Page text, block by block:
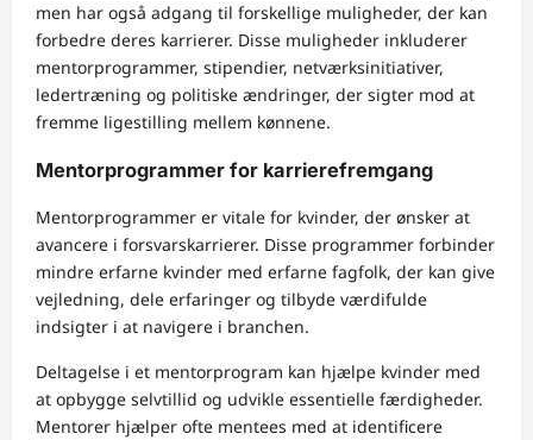
men har også adgang til forskellige muligheder, der kan
forbedre deres karrierer. Disse muligheder inkluderer
mentorprogrammer, stipendier, netværksinitiativer,
ledertræning og politiske ændringer, der sigter mod at
fremme ligestilling mellem kønnene.
Mentorprogrammer for karrierefremgang
Mentorprogrammer er vitale for kvinder, der ønsker at
avancere i forsvarskarrierer. Disse programmer forbinder
mindre erfarne kvinder med erfarne fagfolk, der kan give
vejledning, dele erfaringer og tilbyde værdifulde
indsigter i at navigere i branchen.
Deltagelse i et mentorprogram kan hjælpe kvinder med
at opbygge selvtillid og udvikle essentielle færdigheder.
Mentorer hjælper ofte mentees med at identificere